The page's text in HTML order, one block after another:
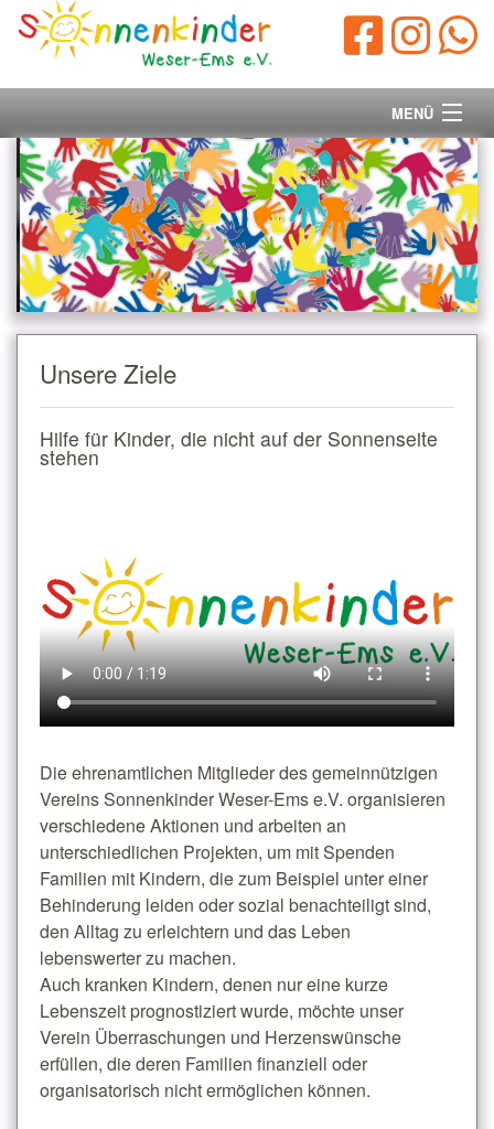
MENÜ
Startseite
Vorstand
Unsere Ziele
Ihre Spende
Kontakt
Unsere Ziele
Hilfe für Kinder, die nicht auf der Sonnenseite
stehen
Die ehrenamtlichen Mitglieder des gemeinnützigen
Vereins Sonnenkinder Weser-Ems e.V. organisieren
verschiedene Aktionen und arbeiten an
unterschiedlichen Projekten, um mit Spenden
Familien mit Kindern, die zum Beispiel unter einer
Behinderung leiden oder sozial benachteiligt sind,
den Alltag zu erleichtern und das Leben
lebenswerter zu machen.
Auch kranken Kindern, denen nur eine kurze
Lebenszeit prognostiziert wurde, möchte unser
Verein Überraschungen und Herzenswünsche
erfüllen, die deren Familien finanziell oder
organisatorisch nicht ermöglichen können.